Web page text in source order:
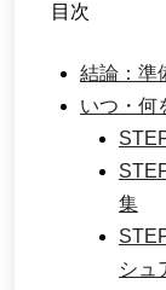
目次
結論：準
いつ・何
集
シュ